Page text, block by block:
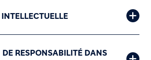
RESPONSABILITÉ DANS